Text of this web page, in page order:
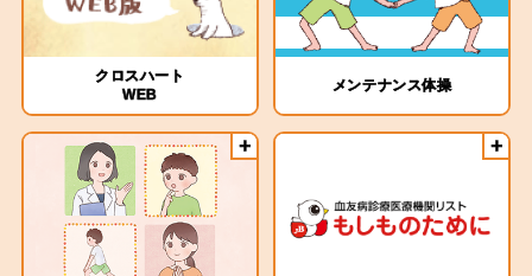
クロスハート
WEB
メンテナンス体操